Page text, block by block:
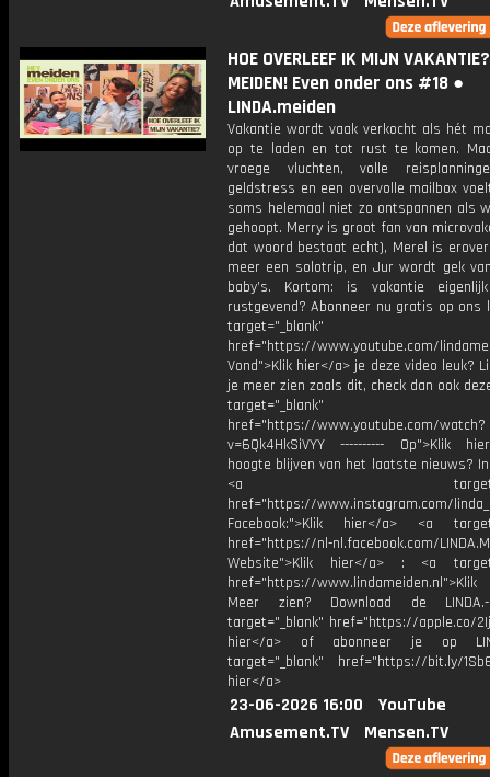
HOE OVERLEEF IK MIJN
MEIDEN! Even onder ons #18 ●
LINDA.meiden
Vakantie wordt vaak verkocht als hét
op te laden en tot rust te komen.
vroege vluchten, volle
geldstress en een overvolle mailbox
soms helemaal niet zo ontspannen als
gehoopt. Merry is groot fan van
dat woord bestaat echt), Merel is
meer een solotrip, en Jur wordt gek
baby’s. Kortom: is vakantie
rustgevend? Abonneer nu gratis op ons
target="_blank"
href="https://www.youtube.com/
Vond">Klik hier</a> je deze video leuk?
je meer zien zoals dit, check dan ook
target="_blank"
href="https://www.youtube.com/watch?
v=6Qk4HkSiVYY ---------- Op">Klik
hoogte blijven van het laatste nieuws?
<a
href="https://www.instagram.com/
Facebook:">Klik hier</a> <a
href="https://nl-nl.facebook.com/
Website">Klik hier</a> : <a
href="https://
Meer zien? Download de
target="_blank" href="https://apple.co/
hier</a> of abonneer je op
target="_blank" href="https://bit.ly/
hier</a>
23-06-2026 16:00
YouTube
Amusement.TV
Mensen.TV